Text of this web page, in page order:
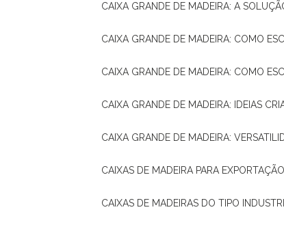
CAIXA GRANDE DE MADEIRA: A
CAIXA GRANDE DE MADEIRA: COMO
CAIXA GRANDE DE MADEIRA: COMO
CAIXA GRANDE DE MADEIRA: IDEIAS
CAIXA GRANDE DE MADEIRA:
CAIXAS DE MADEIRA PARA
CAIXAS DE MADEIRAS DO TIPO